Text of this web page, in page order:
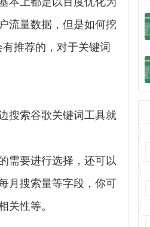
流量数据，但是如何挖
推荐的，对于关键词
搜索谷歌关键词工具就
需要进行选择，还可以
月搜索量等字段，你可
关性等。